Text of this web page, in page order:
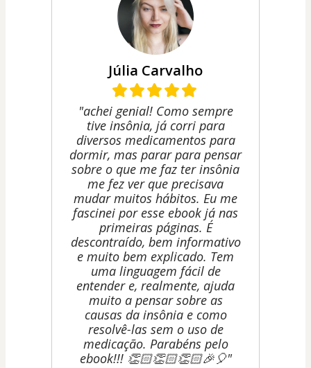
Júlia Carvalho
"achei genial! Como sempre
tive insônia, já corri para
diversos medicamentos para
dormir, mas parar para pensar
sobre o que me faz ter insônia
me fez ver que precisava
mudar muitos hábitos. Eu me
fascinei por esse ebook já nas
primeiras páginas. É
descontraído, bem informativo
e muito bem explicado. Tem
uma linguagem fácil de
entender e, realmente, ajuda
muito a pensar sobre as
causas da insônia e como
resolvê-las sem o uso de
medicação. Parabéns pelo
ebook!!! 👏🏻👏🏻👏🏻🎉🎈"